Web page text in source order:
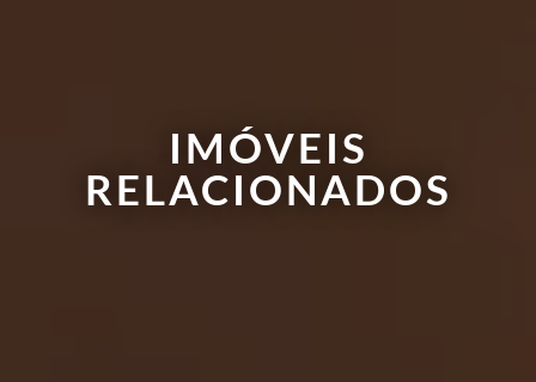
IMÓVEIS
RELACIONADOS